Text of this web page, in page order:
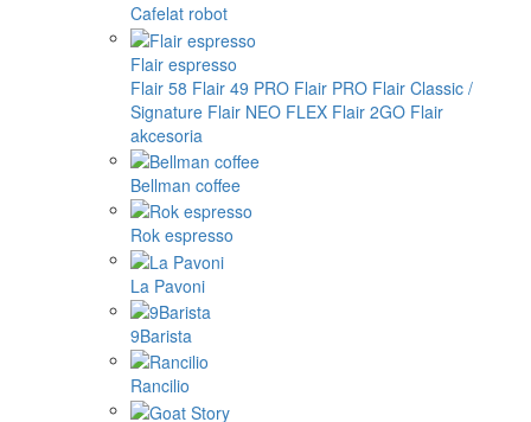
Cafelat robot
Flair espresso
Flair 58 Flair 49 PRO Flair PRO Flair Classic /
Signature Flair NEO FLEX Flair 2GO Flair
akcesoria
Bellman coffee
Rok espresso
La Pavoni
9Barista
Rancilio